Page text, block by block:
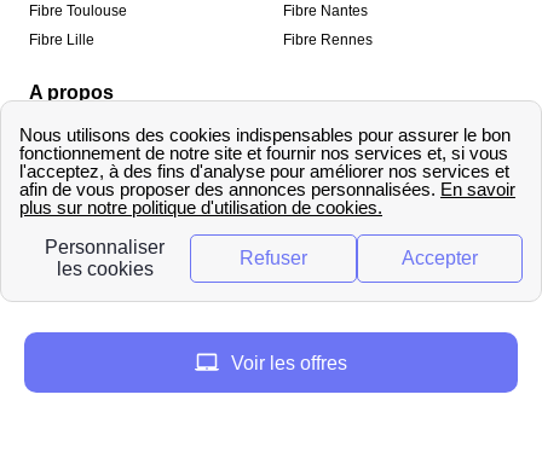
Fibre Toulouse
Fibre Lille
Fibre Nantes
Fibre Rennes
A propos
Qui sommes-nous ?
Informations de contact
Méthodologie de classement
Mentions légales
Traitement des avis
Copyright © fibre-optique-eligibilite.fr 2026 – Tous
droits réservés
Voir les offres